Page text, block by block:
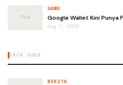
GAME
Google Wallet Kini Punya
Aug 7, 2026
BACA JUGA
BERITA